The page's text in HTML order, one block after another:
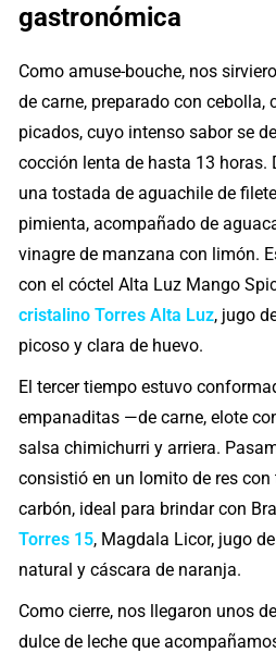
gastronómica
Como amuse-bouche, nos
de carne, preparado con cebolla,
picados, cuyo intenso sabor se
cocción lenta de hasta 13 horas.
una tostada de aguachile de
pimienta, acompañado de
vinagre de manzana con limón.
con el cóctel Alta Luz Mango
cristalino Torres Alta Luz, jugo
picoso y clara de huevo.
El tercer tiempo estuvo
empanaditas —de carne, elote
salsa chimichurri y arriera.
consistió en un lomito de res
carbón, ideal para brindar con
Torres 15, Magdala Licor, jugo
natural y cáscara de naranja.
Como cierre, nos llegaron unos
dulce de leche que